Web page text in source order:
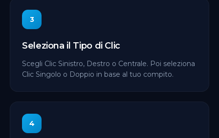
3
Seleziona il Tipo di Clic
Scegli Clic Sinistro, Destro o Centrale. Poi seleziona
Clic Singolo o Doppio in base al tuo compito.
4